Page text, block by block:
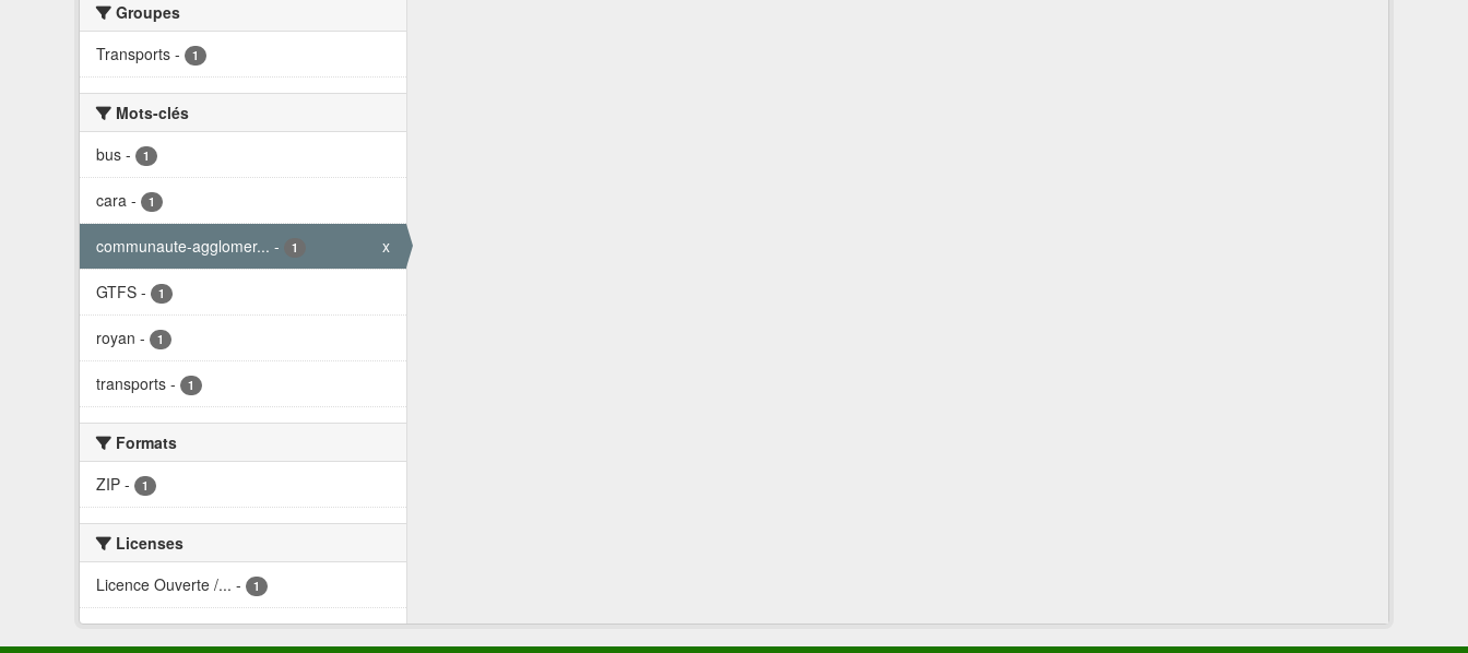
Groupes
Transports - 1
Mots-clés
bus - 1
cara - 1
communaute-agglomer... - 1 x
GTFS - 1
royan - 1
transports - 1
Formats
ZIP - 1
Licenses
Licence Ouverte /... - 1